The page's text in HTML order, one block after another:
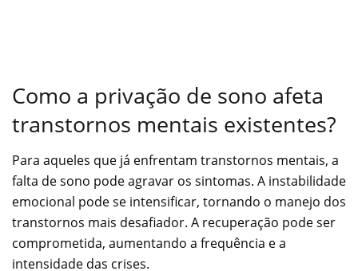
Como a privação de sono afeta
transtornos mentais existentes?
Para aqueles que já enfrentam transtornos mentais, a
falta de sono pode agravar os sintomas. A instabilidade
emocional pode se intensificar, tornando o manejo dos
transtornos mais desafiador. A recuperação pode ser
comprometida, aumentando a frequência e a
intensidade das crises.